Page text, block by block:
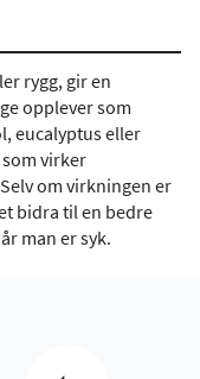
rygg, gir en
opplever som
eucalyptus eller
virker
om virkningen er
bidra til en bedre
man er syk.